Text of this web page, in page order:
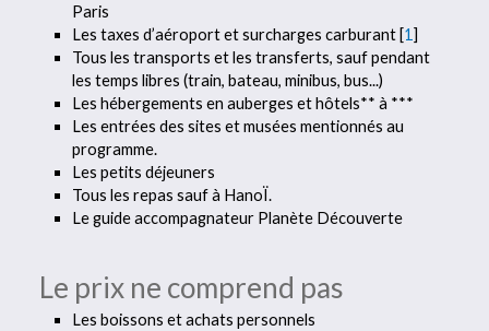
Paris
Les taxes d’aéroport et surcharges carburant [1]
Tous les transports et les transferts, sauf pendant
les temps libres (train, bateau, minibus, bus...)
Les hébergements en auberges et hôtels** à ***
Les entrées des sites et musées mentionnés au
programme.
Les petits déjeuners
Tous les repas sauf à HanoÏ.
Le guide accompagnateur Planète Découverte
Le prix ne comprend pas
Les boissons et achats personnels